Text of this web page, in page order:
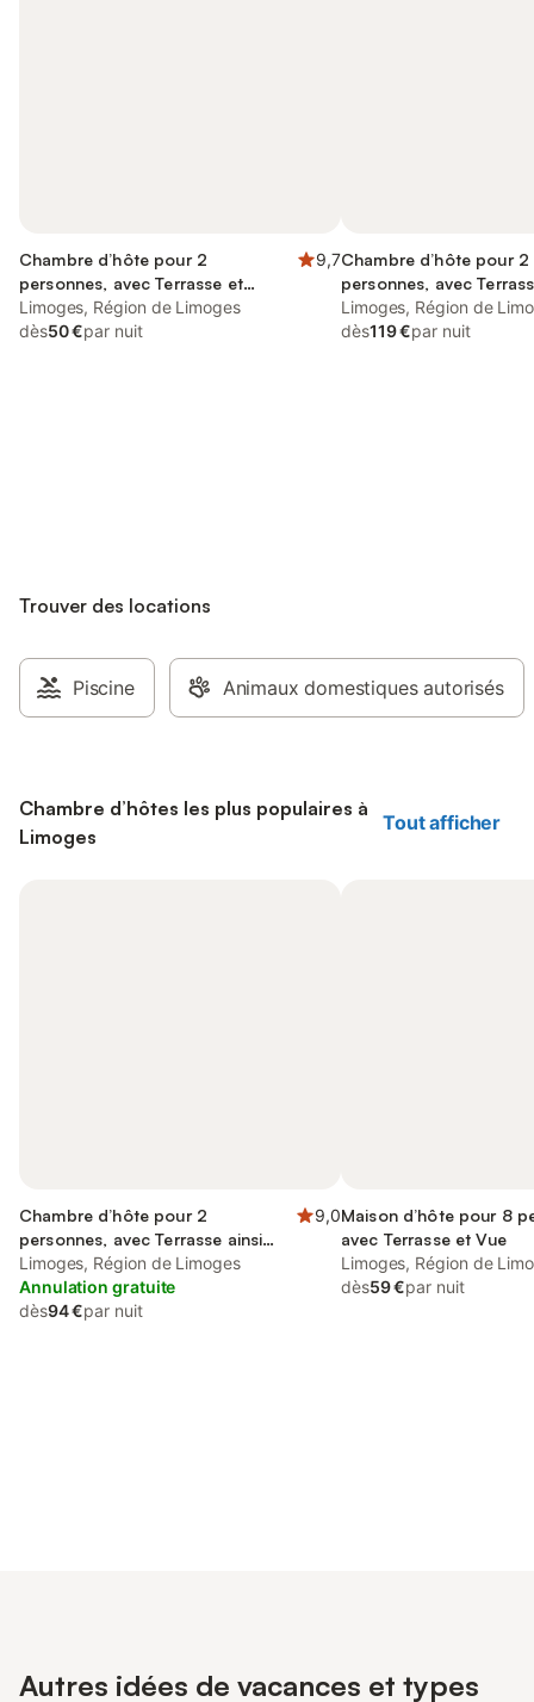
Chambre d’hôte pour 2
personnes, avec Terrasse et
Jardin
9,7
Limoges, Région de Limoges
dès50 €par nuit
Chambre d’hôte pour 2
personnes, avec
que Jardin et Piscine
Limoges, Région de
dès119 €par nuit
Trouver des locations
Piscine Animaux domestiques autorisés
Chambre d’hôtes les plus populaires à
Limoges
Tout afficher
Chambre d’hôte pour 2
personnes, avec Terrasse ainsi
que Jardin et Vue
9,0
Limoges, Région de Limoges
Annulation gratuite
dès94 €par nuit
Maison d’hôte pour 8
avec Terrasse et Vue
Limoges, Région de
dès59 €par nuit
Autres idées de vacances et types